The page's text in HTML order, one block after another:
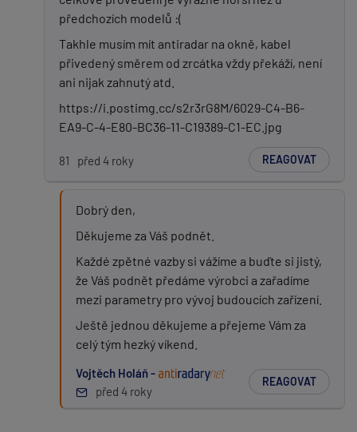
předchozích modelů :(
Takhle musím mít antiradar na okně, kabel
přivedený směrem od zrcátka vždy překáží, není
ani nijak zahnutý atd.
https://i.postimg.cc/s2r3rG8M/6029-C4-B6-
EA9-C-4-E80-BC36-11-C19389-C1-EC.jpg
81 před 4 roky REAGOVAT
Dobrý den,
Děkujeme za Váš podnět.
Každé zpětné vazby si vážíme a buďte si jistý,
že Váš podnět předáme výrobci a zařadíme
mezi parametry pro vývoj budoucích zařízení.
Ještě jednou děkujeme a přejeme Vám za
celý tým hezký víkend.
Vojtěch Holáň -
před 4 roky
REAGOVAT